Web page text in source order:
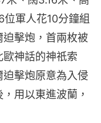
軍人花10分鐘組
擊炮，首兩枚被
神話的神祇索
擊炮原意為入侵
用以東進波蘭，